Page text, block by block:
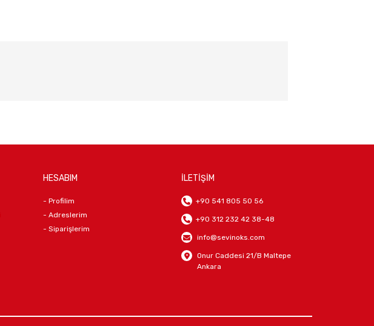
HESABIM
- Profilim
- Adreslerim
- Siparişlerim
İLETİŞİM
+90 541 805 50 56
+90 312 232 42 38-48
info@sevinoks.com
Onur Caddesi 21/B Maltepe
Ankara